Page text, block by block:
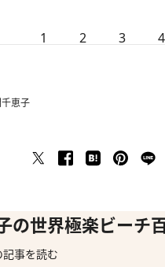
1 2 3 4
恵子
の世界極楽ビーチ
事を読む